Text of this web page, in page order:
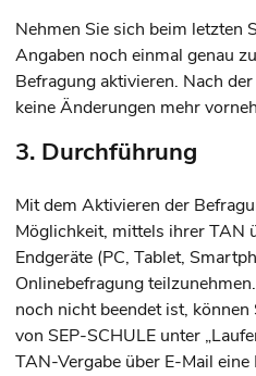
Nehmen Sie sich beim letzten
Angaben noch einmal genau
Befragung aktivieren. Nach
keine Änderungen mehr
3. Durchführung
Mit dem Aktivieren der
Möglichkeit, mittels ihrer TAN
Endgeräte (PC, Tablet,
Onlinebefragung
noch nicht beendet ist,
von SEP-SCHULE unter
TAN-Vergabe über E-Mail